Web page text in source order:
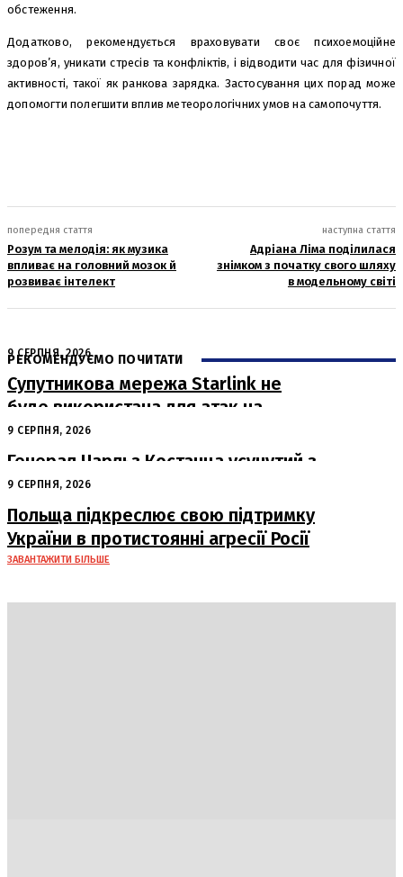
обстеження.
Додатково, рекомендується враховувати своє психоемоційне
здоров’я, уникати стресів та конфліктів, і відводити час для фізичної
активності, такої як ранкова зарядка. Застосування цих порад може
допомогти полегшити вплив метеорологічних умов на самопочуття.
попередня стаття
Розум та мелодія: як музика
впливає на головний мозок й
розвиває інтелект
наступна стаття
Адріана Ліма поділилася
знімком з початку свого шляху
в модельному світі
РЕКОМЕНДУЄМО ПОЧИТАТИ
9 СЕРПНЯ, 2026
Супутникова мережа Starlink не
буде використана для атак на
російські пускові установки
9 СЕРПНЯ, 2026
Генерал Чарльз Костанца усунутий з
посади: Пентагон вживає заходів
9 СЕРПНЯ, 2026
Польща підкреслює свою підтримку
України в протистоянні агресії Росії
ЗАВАНТАЖИТИ БІЛЬШЕ